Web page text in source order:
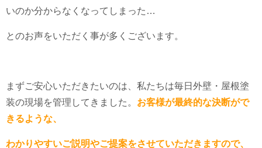
いのか分からなくなってしまった…
とのお声をいただく事が多くございます。
まずご安心いただきたいのは、私たちは毎日外壁・屋根塗
装の現場を管理してきました。 お客様が最終的な決断がで
きるような、
わかりやすいご説明やご提案をさせていただきますので、